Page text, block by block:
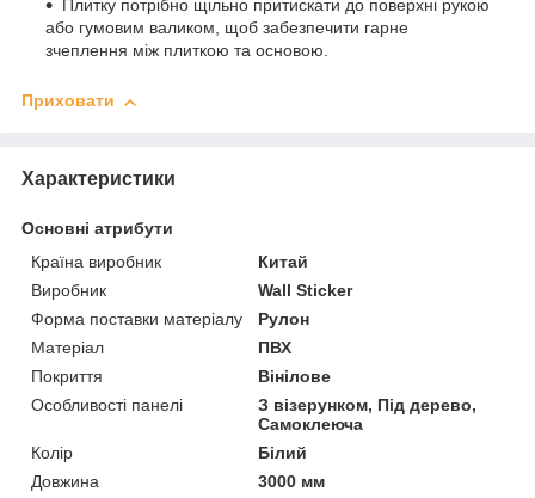
Плитку потрібно щільно притискати до поверхні рукою
або гумовим валиком, щоб забезпечити гарне
зчеплення між плиткою та основою.
Приховати
Характеристики
Основні атрибути
Країна виробник
Китай
Виробник
Wall Sticker
Форма поставки матеріалу
Рулон
Матеріал
ПВХ
Покриття
Вінілове
Особливості панелі
З візерунком, Під дерево,
Самоклеюча
Колір
Білий
Довжина
3000 мм